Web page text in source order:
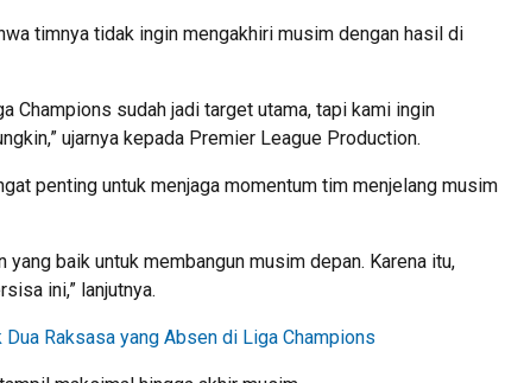
timnya tidak ingin mengakhiri musim dengan hasil di
Champions sudah jadi target utama, tapi kami ingin
ujarnya kepada Premier League Production.
penting untuk menjaga momentum tim menjelang musim
baik untuk membangun musim depan. Karena itu,
ini,” lanjutnya.
Raksasa yang Absen di Liga Champions